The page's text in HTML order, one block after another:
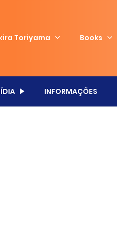
Toriyama Books
INFORMAÇÕES